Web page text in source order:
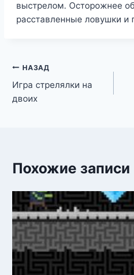
выстрелом. Осторожнее
расставленные ловушки и
Навигация
по
НАЗАД
Игра стрелялки на
двоих
Похожие записи